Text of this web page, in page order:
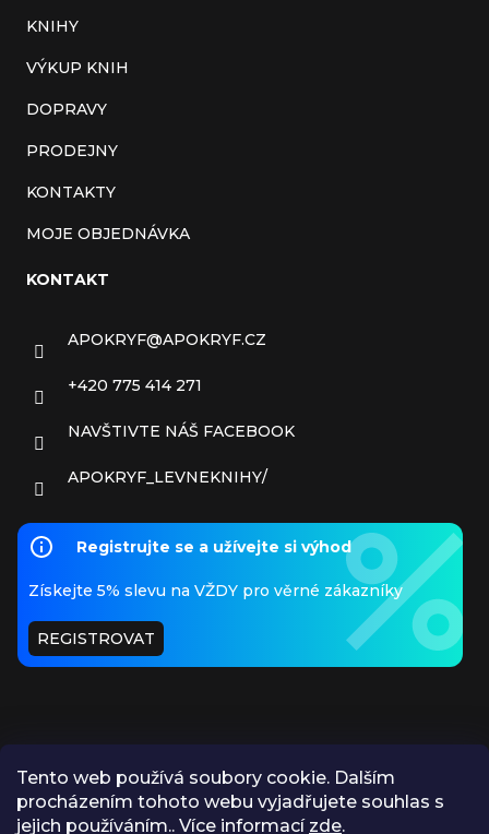
Tento web používá soubory cookie. Dalším
procházením tohoto webu vyjadřujete souhlas s
jejich používáním.. Více informací zde.
KNIHY
VÝKUP KNIH
DOPRAVY
PRODEJNY
KONTAKTY
MOJE OBJEDNÁVKA
KONTAKT
APOKRYF@APOKRYF.CZ
+420 775 414 271
NAVŠTIVTE NÁŠ FACEBOOK
APOKRYF_LEVNEKNIHY/
Registrujte se a užívejte si výhod
Získejte 5% slevu na VŽDY pro věrné zákazníky
REGISTROVAT
PŘIJÍMÁME ONLINE PLATBY